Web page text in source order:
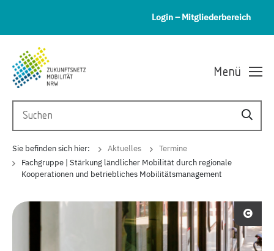
Login – Mitgliederbereich
Menü
Sie befinden sich hier: Aktuelles
Termine
Fachgruppe | Stärkung ländlicher Mobilität durch regionale
Kooperationen und betriebliches Mobilitätsmanagement